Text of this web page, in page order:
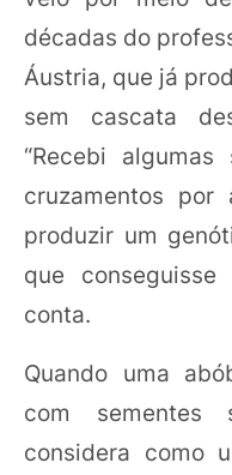
décadas do
Áustria, que já
sem cascata
“Recebi
cruzamentos
produzir um
que conseguisse
conta.
Quando uma
com sementes
considera como